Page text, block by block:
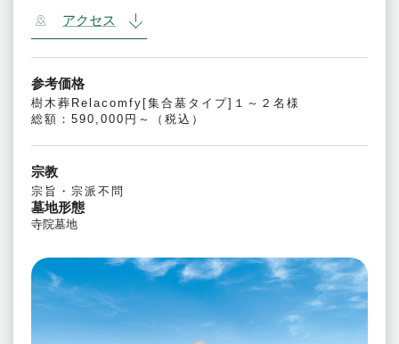
アクセス
参考価格
樹木葬Relacomfy[集合墓タイプ]１～２名様
総額：590,000円～（税込）
宗教
宗旨・宗派不問
墓地形態
寺院墓地